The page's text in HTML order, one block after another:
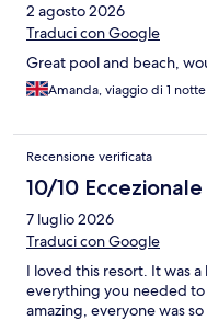
2 agosto 2026
Traduci con Google
Great pool and beach,
Amanda, viaggio di 1 notte
Recensione verificata
10/10 Eccezionale
7 luglio 2026
Traduci con Google
I loved this resort. It was
everything you needed to
amazing, everyone was